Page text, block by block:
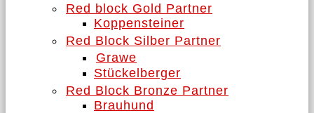
Red block Gold Partner
Koppensteiner
Red Block Silber Partner
Grawe
Stückelberger
Red Block Bronze Partner
Brauhund